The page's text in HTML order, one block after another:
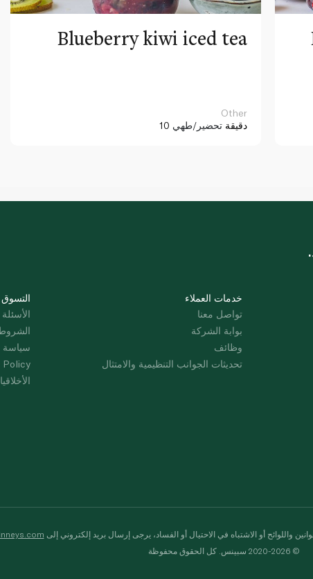
Blueberry kiwi iced tea
Other
10 دقيقة تحضير/طهي
التسوق
سياسة
Policy
خدمات العملاء
تواصل معنا
بوابة الشركة
وظائف
تحديثات الجوانب التنظيمية والامتثال
واللوائح أو الاشتباه في الاحتيال أو الفساد، يرجى إرسال بريد إلكتروني إلى
© 2020-2026 سبينس. كل الحقوق محفوظة